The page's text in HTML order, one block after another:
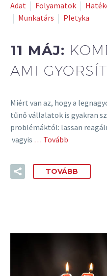
Adat
Folyamatok
Munkatárs
Pletyka
11 MÁJ:
AMI
Miért van az, hogy a
tűnő vállalatok is gyakran
problémáktól: lassan
vagyis … Tovább
TOVÁBB